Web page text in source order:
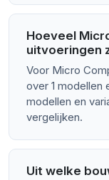
Hoeveel
uitvoeringen
Voor Micro
over 1 modellen
modellen en
vergelijken.
Uit welke